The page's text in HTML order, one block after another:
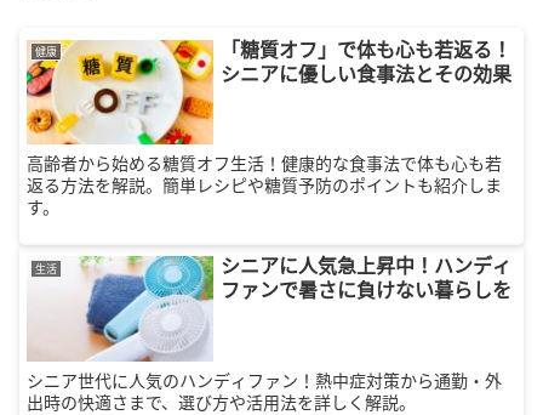
健康
「糖質オフ」で体も心も若返る！
シニアに優しい食事法とその効果
高齢者から始める糖質オフ生活！健康的な食事法で体も心も若
返る方法を解説。簡単レシピや糖質予防のポイントも紹介しま
す。
生活
シニアに人気急上昇中！ハンディ
ファンで暑さに負けない暮らしを
シニア世代に人気のハンディファン！熱中症対策から通勤・外
出時の快適さまで、選び方や活用法を詳しく解説。